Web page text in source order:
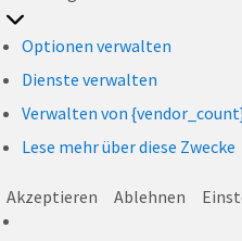
MARKETING
Optionen verwalten
Dienste verwalten
Verwalten von
Lese mehr über diese Zwecke
Akzeptieren Ablehnen